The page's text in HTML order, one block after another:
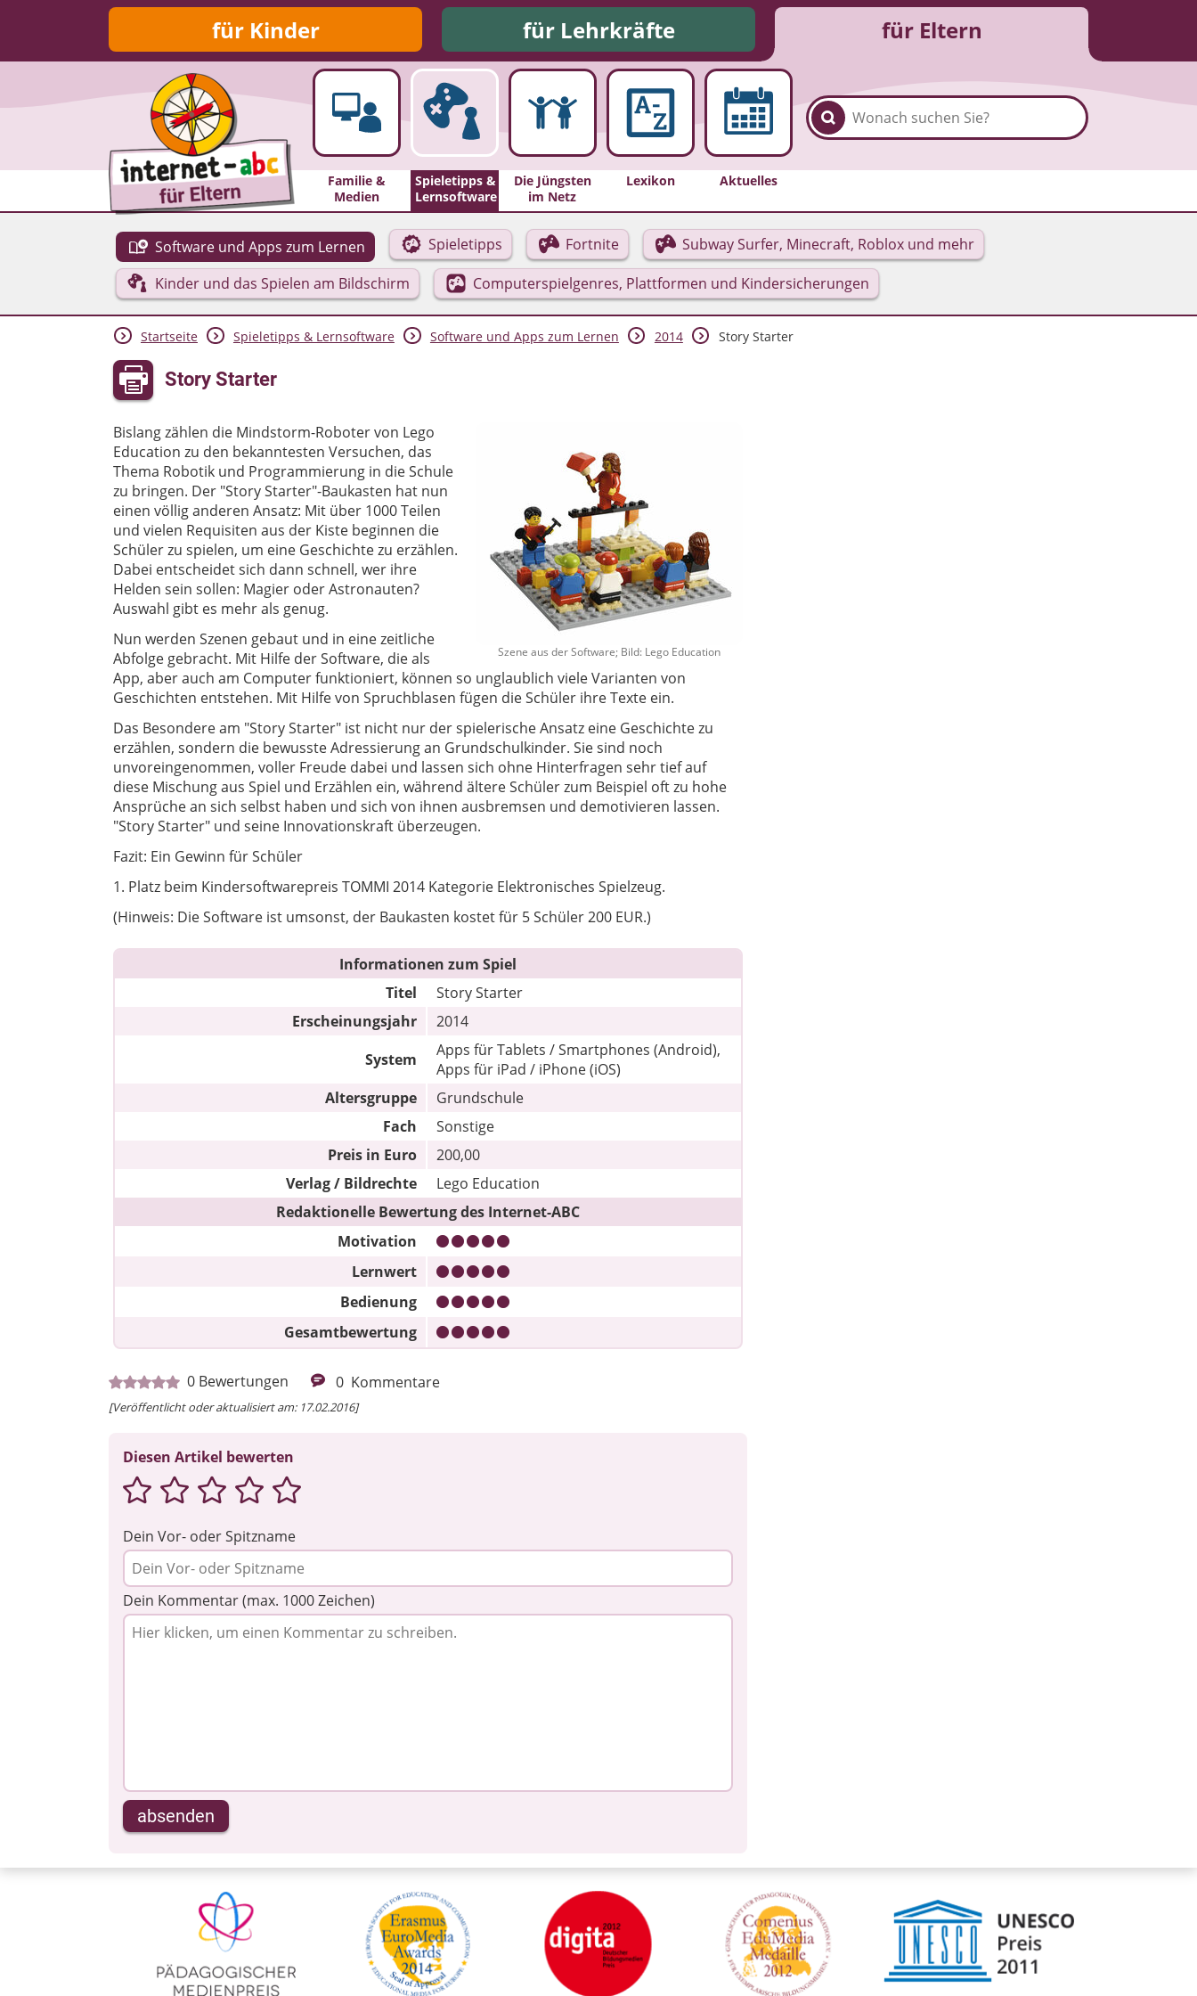
für Kinder für Lehrkräfte für Eltern
Familie &
Medien
Spieletipps &
Lernsoftware
Die Jüngsten
im Netz
Lexikon Aktuelles
Software und Apps zum Lernen Spieletipps Fortnite
Subway Surfer, Minecraft, Roblox und mehr
Kinder und das Spielen am Bildschirm
Computerspielgenres, Plattformen und Kindersicherungen
Startseite Spieletipps & Lernsoftware Software und Apps zum Lernen 2014 Story Starter
Story Starter
Szene aus der Software; Bild: Lego Education
Bislang zählen die Mindstorm-Roboter von Lego
Education zu den bekanntesten Versuchen, das
Thema Robotik und Programmierung in die Schule
zu bringen. Der "Story Starter"-Baukasten hat nun
einen völlig anderen Ansatz: Mit über 1000 Teilen
und vielen Requisiten aus der Kiste beginnen die
Schüler zu spielen, um eine Geschichte zu erzählen.
Dabei entscheidet sich dann schnell, wer ihre
Helden sein sollen: Magier oder Astronauten?
Auswahl gibt es mehr als genug.
Nun werden Szenen gebaut und in eine zeitliche
Abfolge gebracht. Mit Hilfe der Software, die als
App, aber auch am Computer funktioniert, können so unglaublich viele Varianten von
Geschichten entstehen. Mit Hilfe von Spruchblasen fügen die Schüler ihre Texte ein.
Das Besondere am "Story Starter" ist nicht nur der spielerische Ansatz eine Geschichte zu
erzählen, sondern die bewusste Adressierung an Grundschulkinder. Sie sind noch
unvoreingenommen, voller Freude dabei und lassen sich ohne Hinterfragen sehr tief auf
diese Mischung aus Spiel und Erzählen ein, während ältere Schüler zum Beispiel oft zu hohe
Ansprüche an sich selbst haben und sich von ihnen ausbremsen und demotivieren lassen.
"Story Starter" und seine Innovationskraft überzeugen.
Fazit: Ein Gewinn für Schüler
1. Platz beim Kindersoftwarepreis TOMMI 2014 Kategorie Elektronisches Spielzeug.
(Hinweis: Die Software ist umsonst, der Baukasten kostet für 5 Schüler 200 EUR.)
Informationen zum Spiel
Titel
Story Starter
Erscheinungsjahr
2014
System
Apps für Tablets / Smartphones (Android),
Apps für iPad / iPhone (iOS)
Altersgruppe
Grundschule
Fach
Sonstige
Preis in Euro
200,00
Verlag / Bildrechte
Lego Education
Redaktionelle Bewertung des Internet-ABC
Motivation
Lernwert
Bedienung
Gesamtbewertung
0 Bewertungen 0 Kommentare
[Veröffentlicht oder aktualisiert am: 17.02.2016]
Diesen Artikel bewerten
Dein Vor- oder Spitzname
Dein Kommentar (max. 1000 Zeichen)
absenden